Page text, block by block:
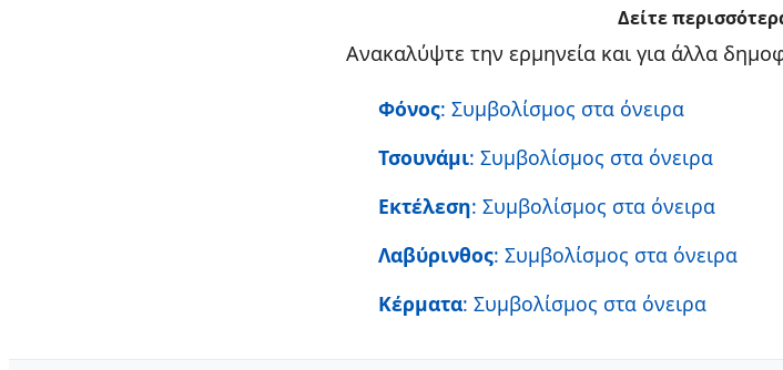
Δείτε
Ανακαλύψτε την ερμηνεία και για άλλα
Φόνος: Συμβολίσμος στα όνειρα
Τσουνάμι: Συμβολίσμος στα όνειρα
Εκτέλεση: Συμβολίσμος στα όνειρα
Λαβύρινθος: Συμβολίσμος στα όνειρα
Κέρματα: Συμβολίσμος στα όνειρα